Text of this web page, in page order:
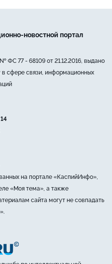
новостной портал
ФС 77 - 68109 от 21.12.2016, выдано
сфере связи, информационных
на портале «КаспийИнфо»,
«Моя тема», а также
сайта могут не совпадать